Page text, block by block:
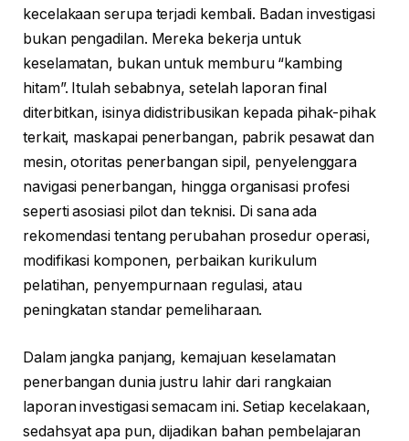
kecelakaan serupa terjadi kembali. Badan investigasi
bukan pengadilan. Mereka bekerja untuk
keselamatan, bukan untuk memburu “kambing
hitam”. Itulah sebabnya, setelah laporan final
diterbitkan, isinya didistribusikan kepada pihak-pihak
terkait, maskapai penerbangan, pabrik pesawat dan
mesin, otoritas penerbangan sipil, penyelenggara
navigasi penerbangan, hingga organisasi profesi
seperti asosiasi pilot dan teknisi. Di sana ada
rekomendasi tentang perubahan prosedur operasi,
modifikasi komponen, perbaikan kurikulum
pelatihan, penyempurnaan regulasi, atau
peningkatan standar pemeliharaan.
Dalam jangka panjang, kemajuan keselamatan
penerbangan dunia justru lahir dari rangkaian
laporan investigasi semacam ini. Setiap kecelakaan,
sedahsyat apa pun, dijadikan bahan pembelajaran